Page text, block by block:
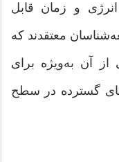
و زمان قابل
معتقدند که
آن به‌ویژه برای
گسترده در سطح